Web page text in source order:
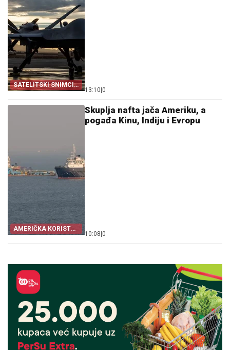
SATELITSKI SNIMCI
POTVRDILI
13:10|0
AMERIČKA KORIST
OD KRIZE
Skuplja nafta jača Ameriku, a
pogađa Kinu, Indiju i Evropu
10:08|0